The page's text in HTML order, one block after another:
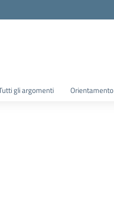
gli argomenti Orientamento